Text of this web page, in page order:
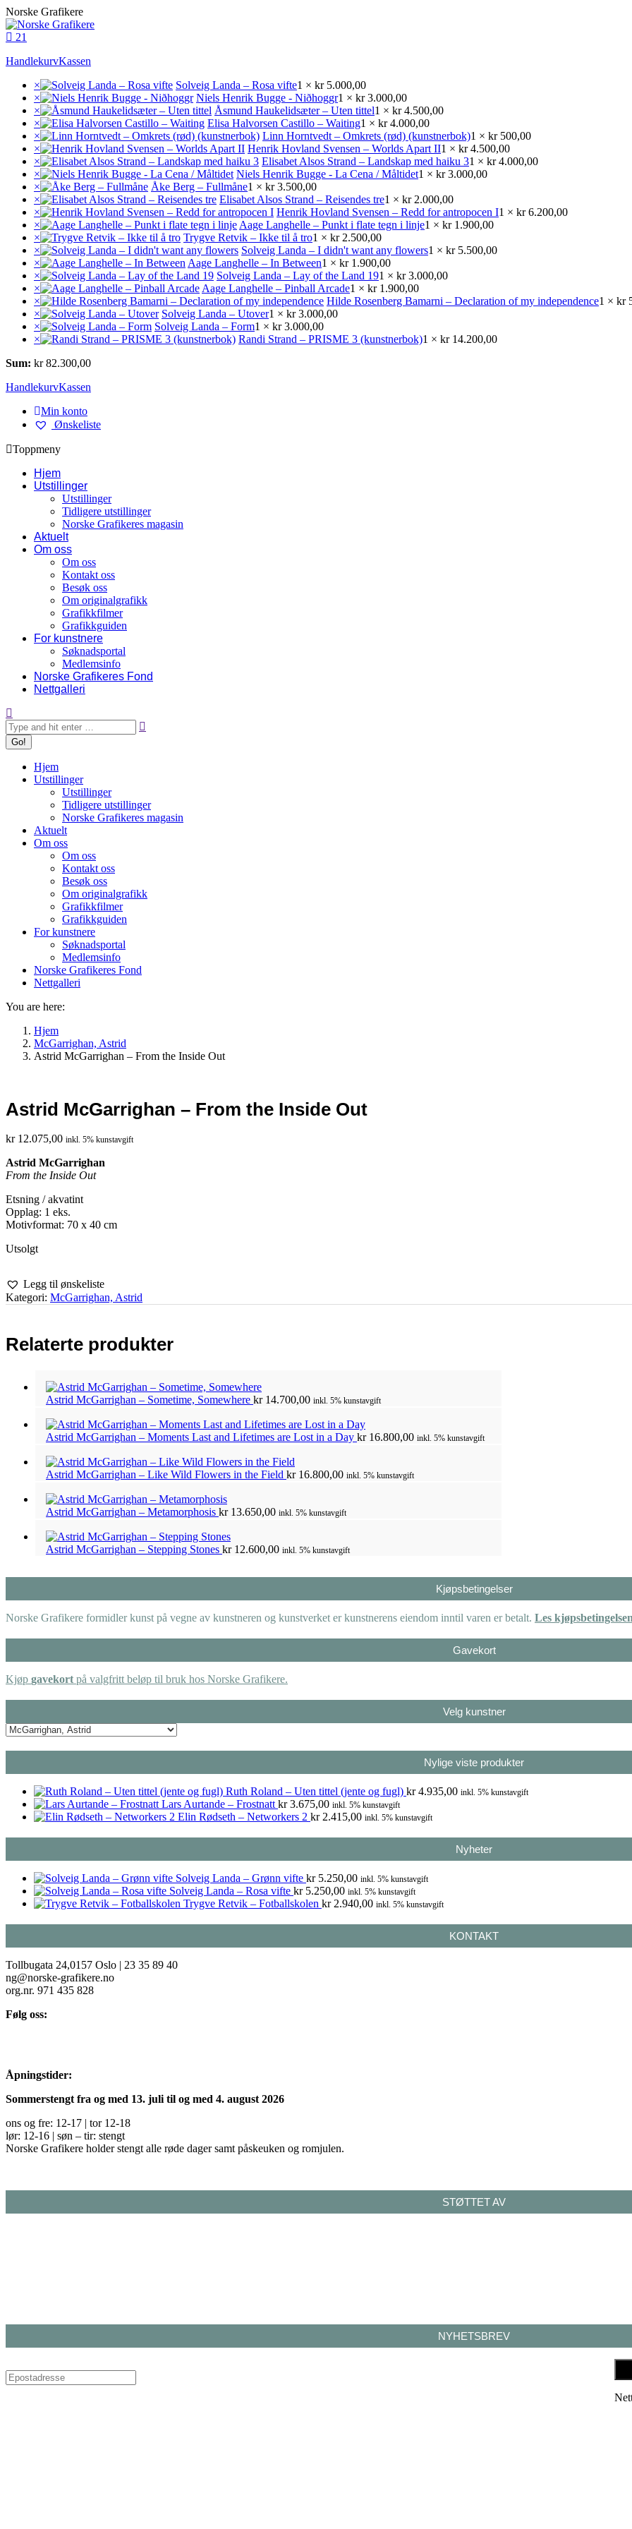
Skip
to
content
Norske Grafikere
21
HandlekurvKassen
×
Solveig Landa – Rosa vifte1 × kr5.000,00
×
Niels Henrik Bugge - Niðhoggr1 × kr3.000,00
×
Åsmund Haukelidsæter – Uten tittel1 × kr4.500,00
×
Elisa Halvorsen Castillo – Waiting1 × kr4.000,00
×
Linn Horntvedt – Omkrets (rød) (kunstnerbok)1 × kr500,00
×
Henrik Hovland Svensen – Worlds Apart II1 × kr4.500,00
×
Elisabet Alsos Strand – Landskap med haiku 31 × kr4.000,00
×
Niels Henrik Bugge - La Cena / Måltidet1 × kr3.000,00
×
Åke Berg – Fullmåne1 × kr3.500,00
×
Elisabet Alsos Strand – Reisendes tre1 × kr2.000,00
×
Henrik Hovland Svensen – Redd for antropocen I1 × kr6.200,00
×
Aage Langhelle – Punkt i flate tegn i linje1 × kr1.900,00
×
Trygve Retvik – Ikke til å tro1 × kr2.500,00
×
Solveig Landa – I didn't want any flowers1 × kr5.500,00
×
Aage Langhelle – In Between1 × kr1.900,00
×
Solveig Landa – Lay of the Land 191 × kr3.000,00
×
Aage Langhelle – Pinball Arcade1 × kr1.900,00
×
Hilde Rosenberg Bamarni – Declaration of my independence1 × kr
×
Solveig Landa – Utover1 × kr3.000,00
×
Solveig Landa – Form1 × kr3.000,00
×
Randi Strand – PRISME 3 (kunstnerbok)1 × kr14.200,00
Sum: kr82.300,00
HandlekurvKassen
Min konto
Ønskeliste
Toppmeny
Hjem
Utstillinger
Utstillinger
Tidligere utstillinger
Norske Grafikeres magasin
Aktuelt
Om oss
Om oss
Kontakt oss
Besøk oss
Om originalgrafikk
Grafikkfilmer
Grafikkguiden
For kunstnere
Søknadsportal
Medlemsinfo
Norske Grafikeres Fond
Nettgalleri
Search:
Hjem
Utstillinger
Utstillinger
Tidligere utstillinger
Norske Grafikeres magasin
Aktuelt
Om oss
Om oss
Kontakt oss
Besøk oss
Om originalgrafikk
Grafikkfilmer
Grafikkguiden
For kunstnere
Søknadsportal
Medlemsinfo
Norske Grafikeres Fond
Nettgalleri
You are here:
Hjem
McGarrighan, Astrid
Astrid McGarrighan – From the Inside Out
Astrid McGarrighan – From the Inside Out
kr12.075,00 inkl. 5% kunstavgift
Astrid McGarrighan
From the Inside Out
Etsning / akvatint
Opplag: 1 eks.
Motivformat: 70 x 40 cm
Utsolgt
Legg til ønskeliste
Kategori: McGarrighan, Astrid
Relaterte produkter
Astrid McGarrighan – Sometime, Somewhere kr14.700,00 inkl. 5% kunstavgift
Astrid McGarrighan – Moments Last and Lifetimes are Lost in a Day kr16.800,00 inkl. 5% kunstavgift
Astrid McGarrighan – Like Wild Flowers in the Field kr16.800,00 inkl. 5% kunstavgift
Astrid McGarrighan – Metamorphosis kr13.650,00 inkl. 5% kunstavgift
Astrid McGarrighan – Stepping Stones kr12.600,00 inkl. 5% kunstavgift
Kjøpsbetingelser
Norske Grafikere formidler kunst på vegne av kunstneren og kunstverket er kunstnerens eiendom inntil varen er betalt. Les
Gavekort
Kjøp gavekort på valgfritt beløp til bruk hos Norske Grafikere.
Velg kunstner
Nylige viste produkter
Ruth Roland – Uten tittel (jente og fugl) kr4.935,00 inkl. 5% kunstavgift
Lars Aurtande – Frostnatt kr3.675,00 inkl. 5% kunstavgift
Elin Rødseth – Networkers 2 kr2.415,00 inkl. 5% kunstavgift
Nyheter
Solveig Landa – Grønn vifte kr5.250,00 inkl. 5% kunstavgift
Solveig Landa – Rosa vifte kr5.250,00 inkl. 5% kunstavgift
Trygve Retvik – Fotballskolen kr2.940,00 inkl. 5% kunstavgift
KONTAKT
Tollbugata 24,0157 Oslo | 23 35 89 40
ng@norske-grafikere.no
org.nr. 971 435 828
Følg oss:
Åpningstider:
Sommerstengt fra og med 13. juli til og med 4. august 2026
ons og fre: 12-17 | tor 12-18
lør: 12-16 | søn – tir: stengt
Norske Grafikere holder stengt alle røde dager samt påskeuken og romjulen.
STØTTET AV
NYHETSBREV